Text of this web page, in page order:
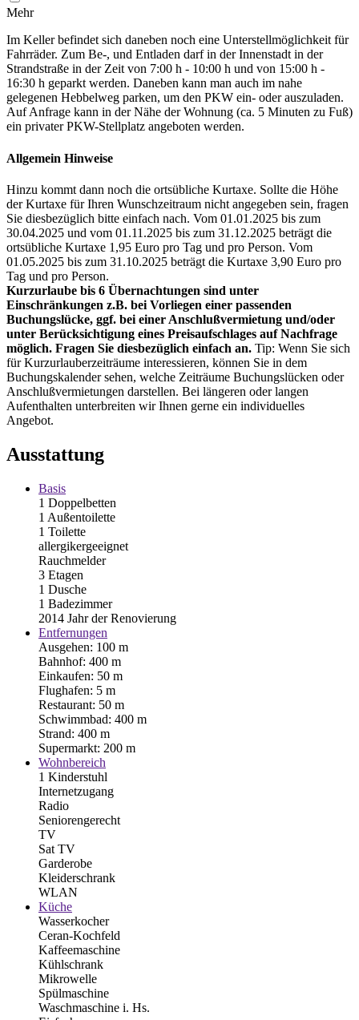
Mehr
Im Keller befindet sich daneben noch eine Unterstellmöglichkeit für
Fahrräder. Zum Be-, und Entladen darf in der Innenstadt in der
Strandstraße in der Zeit von 7:00 h - 10:00 h und von 15:00 h -
16:30 h geparkt werden. Daneben kann man auch im nahe
gelegenen Hebbelweg parken, um den PKW ein- oder auszuladen.
Auf Anfrage kann in der Nähe der Wohnung (ca. 5 Minuten zu Fuß)
ein privater PKW-Stellplatz angeboten werden.
Allgemein Hinweise
Hinzu kommt dann noch die ortsübliche Kurtaxe. Sollte die Höhe
der Kurtaxe für Ihren Wunschzeitraum nicht angegeben sein, fragen
Sie diesbezüglich bitte einfach nach. Vom 01.01.2025 bis zum
30.04.2025 und vom 01.11.2025 bis zum 31.12.2025 beträgt die
ortsübliche Kurtaxe 1,95 Euro pro Tag und pro Person. Vom
01.05.2025 bis zum 31.10.2025 beträgt die Kurtaxe 3,90 Euro pro
Tag und pro Person.
Kurzurlaube bis 6 Übernachtungen sind unter
Einschränkungen z.B. bei Vorliegen einer passenden
Buchungslücke, ggf. bei einer Anschlußvermietung und/oder
unter Berücksichtigung eines Preisaufschlages auf Nachfrage
möglich. Fragen Sie diesbezüglich einfach an. Tip: Wenn Sie sich
für Kurzurlauberzeiträume interessieren, können Sie in dem
Buchungskalender sehen, welche Zeiträume Buchungslücken oder
Anschlußvermietungen darstellen. Bei längeren oder langen
Aufenthalten unterbreiten wir Ihnen gerne ein individuelles
Angebot.
Ausstattung
Basis
1 Doppelbetten
1 Außentoilette
1 Toilette
allergikergeeignet
Rauchmelder
3 Etagen
1 Dusche
1 Badezimmer
2014 Jahr der Renovierung
Entfernungen
Ausgehen: 100 m
Bahnhof: 400 m
Einkaufen: 50 m
Flughafen: 5 m
Restaurant: 50 m
Schwimmbad: 400 m
Strand: 400 m
Supermarkt: 200 m
Wohnbereich
1 Kinderstuhl
Internetzugang
Radio
Seniorengerecht
TV
Sat TV
Garderobe
Kleiderschrank
WLAN
Küche
Wasserkocher
Ceran-Kochfeld
Kaffeemaschine
Kühlschrank
Mikrowelle
Spülmaschine
Waschmaschine i. Hs.